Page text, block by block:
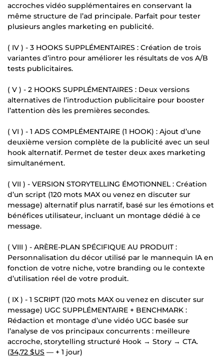
accroches vidéo supplémentaires en conservant la
même structure de l’ad principale. Parfait pour tester
plusieurs angles marketing en publicité.
( IV ) - 3 HOOKS SUPPLÉMENTAIRES : Création de trois
variantes d’intro pour améliorer les résultats de vos A/B
tests publicitaires.
( V ) - 2 HOOKS SUPPLÉMENTAIRES : Deux versions
alternatives de l’introduction publicitaire pour booster
l’attention dès les premières secondes.
( VI ) - 1 ADS COMPLÉMENTAIRE (1 HOOK) : Ajout d’une
deuxième version complète de la publicité avec un seul
hook alternatif. Permet de tester deux axes marketing
simultanément.
( VII ) - VERSION STORYTELLING ÉMOTIONNEL : Création
d’un script (120 mots MAX ou venez en discuter sur
message) alternatif plus narratif, basé sur les émotions et
bénéfices utilisateur, incluant un montage dédié à ce
message.
( VIII ) - ARÈRE-PLAN SPÉCIFIQUE AU PRODUIT :
Personnalisation du décor utilisé par le mannequin IA en
fonction de votre niche, votre branding ou le contexte
d’utilisation réel de votre produit.
( IX ) - 1 SCRIPT (120 mots MAX ou venez en discuter sur
message) UGC SUPPLÉMENTAIRE + BENCHMARK :
Rédaction et montage d’une vidéo UGC basée sur
l’analyse de vos principaux concurrents : meilleure
accroche, storytelling structuré Hook → Story → CTA.
(34,72 $US — + 1 jour)